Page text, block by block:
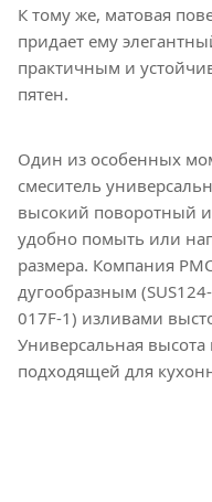
К тому же, матовая
придает ему
практичным и
пятен.
Один из особенных
смеситель
высокий поворотный
удобно помыть или
размера. Компания
дугообразным
017F-1) изливами
Универсальная
подходящей для